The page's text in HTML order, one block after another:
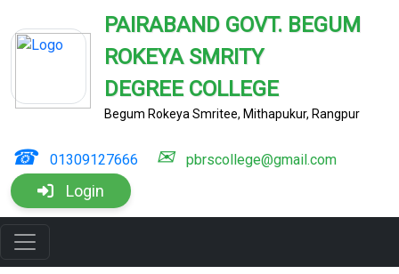
PAIRABAND GOVT. BEGUM
ROKEYA SMRITY
DEGREE COLLEGE
Begum Rokeya Smritee, Mithapukur, Rangpur
☎ 01309127666 ✉ pbrscollege@gmail.com
Login